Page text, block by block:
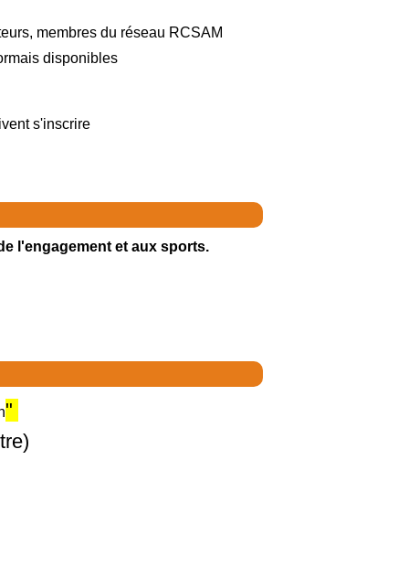
membres du réseau RCSAM
disponibles
s'inscrire
l'engagement et aux sports.
"